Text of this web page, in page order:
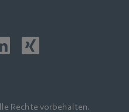
Rechte vorbehalten.